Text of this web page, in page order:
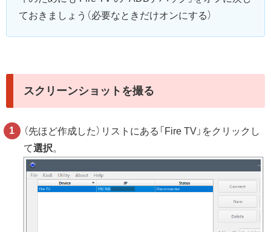
ておきましょう（必要なときだけオンにする）
スクリーンショットを撮る
（先ほど作成した）リストにある「Fire TV」をクリックし
て選択。